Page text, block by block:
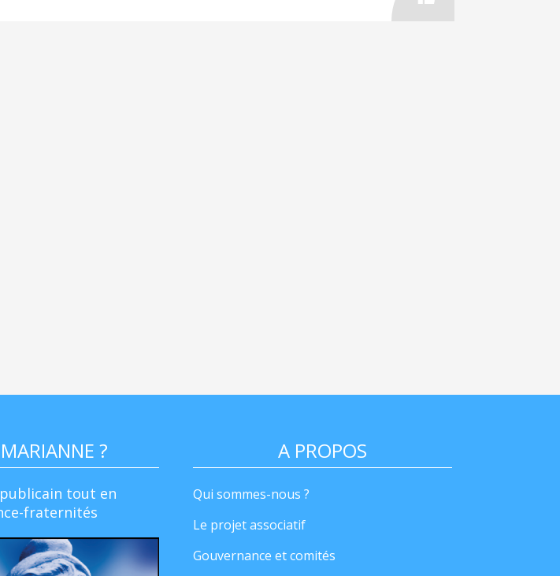
?
tout en
fraternités
A PROPOS
Qui sommes-nous ?
Le projet associatif
Gouvernance et comités